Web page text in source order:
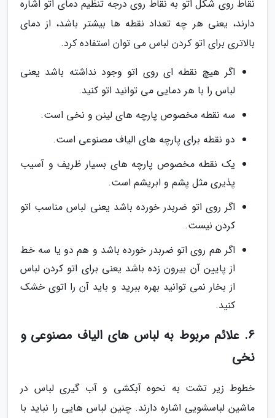
نقاط روی شکل اتو به نقاط روی درجه تنظیم دمای اتو اشاره
دارند، یعنی هر چه تعداد نقطه ها بیشتر باشد، از دمای
بالاتری برای اتو کردن لباس می توان استفاده کرد.
اگر هیچ نقطه ای روی اتو وجود نداشته باشد یعنی
لباس را با هر دمایی می توانید اتو کنید.
سه نقطه مخصوص پارچه های لینن و نخی است.
دو نقطه برای پارچه های الیاف مصنوعی است.
یک نقطه مخصوص پارچه های بسیار ظریف و آسیب
پذیری مثل پشم و ابریشم است.
اگر روی اتو ضربدر خورده باشد یعنی لباس مناسب اتو
کردن نیست.
اگر هم روی اتو ضربدر خورده باشد و هم دو یا سه خط
از پایین آن بیرون زده باشد یعنی برای اتو کردن لباس
از بخار نمی توانید بهره ببرید و باید آن را اتوی خشک
کنید.
6. علائم مربوط به لباس های الیاف مصنوعی و
نخی
خطوط زیر تشت به نحوه آبکشی و آب گیری لباس در
ماشین لباسشویی اشاره دارند. چنین لباس هایی را نباید با